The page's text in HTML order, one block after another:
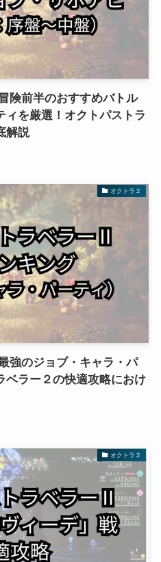
険前半のおすすめバトル
ィを厳選！オクトパストラ
解説
オクトラ２
強のジョブ・キャラ・パ
ベラー２の快適攻略におけ
オクトラ２